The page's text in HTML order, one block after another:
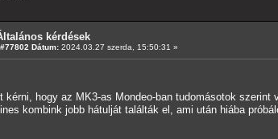
kérdések
Dátum: 2024.03.27 szerda, 15:50:31 »
kérni, hogy az MK3-as Mondeo-ban tudomásotok
kombink jobb hátulját találták el, ami után hiába